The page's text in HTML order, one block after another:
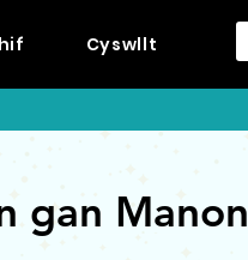
Cyswllt
gan Manon